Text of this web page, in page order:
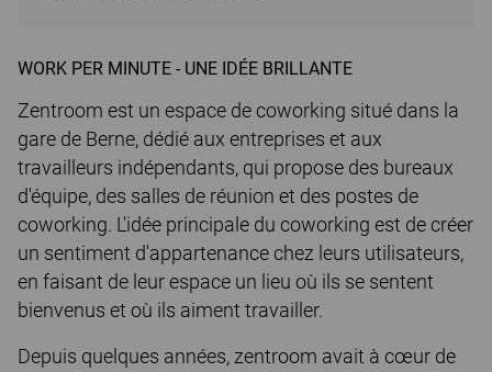
WORK PER MINUTE - UNE IDÉE BRILLANTE
Zentroom est un espace de coworking situé dans la
gare de Berne, dédié aux entreprises et aux
travailleurs indépendants, qui propose des bureaux
d'équipe, des salles de réunion et des postes de
coworking. L'idée principale du coworking est de créer
un sentiment d'appartenance chez leurs utilisateurs,
en faisant de leur espace un lieu où ils se sentent
bienvenus et où ils aiment travailler.
Depuis quelques années, zentroom avait à cœur de